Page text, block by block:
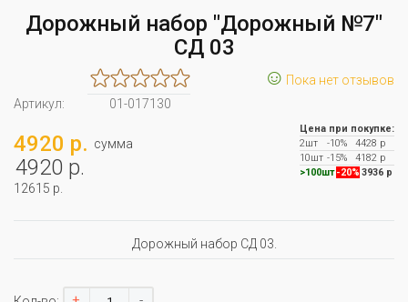
Дорожный набор "Дорожный №7"
СД 03
☺ Пока нет отзывов
Артикул:
01-017130
4920 р. сумма
4920 р.
12615 р.
Цена при покупке:
2шт
-10%
4428 р
10шт -15%
4182 р
>100шт -20% 3936 р
Дорожный набор СД 03.